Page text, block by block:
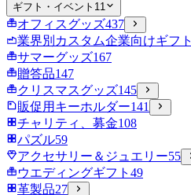
ギフト・イベント 11
オフィスグッズ437
業界別カスタム企業向けギフト
サマーグッズ167
贈答品147
クリスマスグッズ145
販促用キーホルダー141
チャリティ、募金108
パズル59
アクセサリー＆ジュエリー55
ウエディングギフト 49
革製品27